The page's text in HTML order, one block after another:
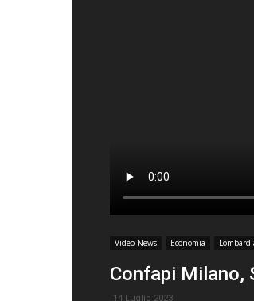
Video News Economia
Confapi Milano,
14 Luglio 2023